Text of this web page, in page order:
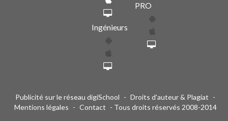
Ingénieurs
PRO
Publicité sur le réseau digiSchool - Droits d'auteur & Plagiat -
Mentions légales - Contact - Tous droits réservés 2008-2014